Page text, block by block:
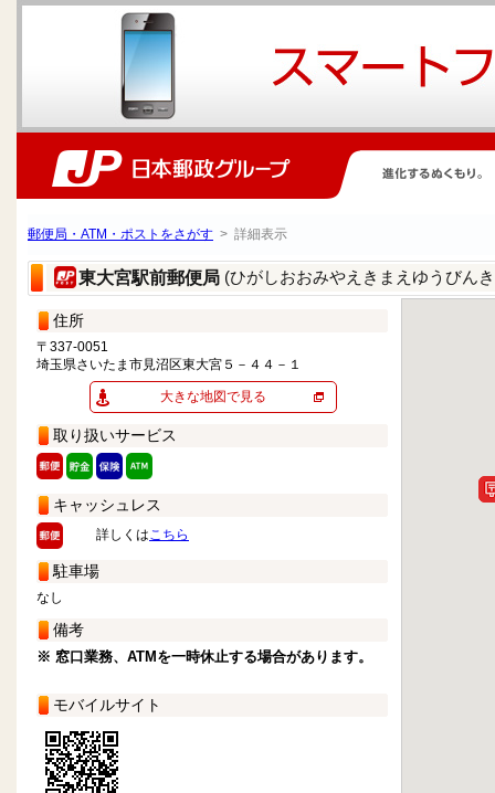
郵便局・ATM・ポストをさがす > 詳細表示
東大宮駅前郵便局 (ひがしおおみやえきまえゆうびん
住所
〒337-0051
埼玉県さいたま市見沼区東大宮５－４４－１
大きな地図で見る
取り扱いサービス
キャッシュレス
詳しくはこちら
駐車場
なし
備考
※ 窓口業務、ATMを一時休止する場合があります。
モバイルサイト